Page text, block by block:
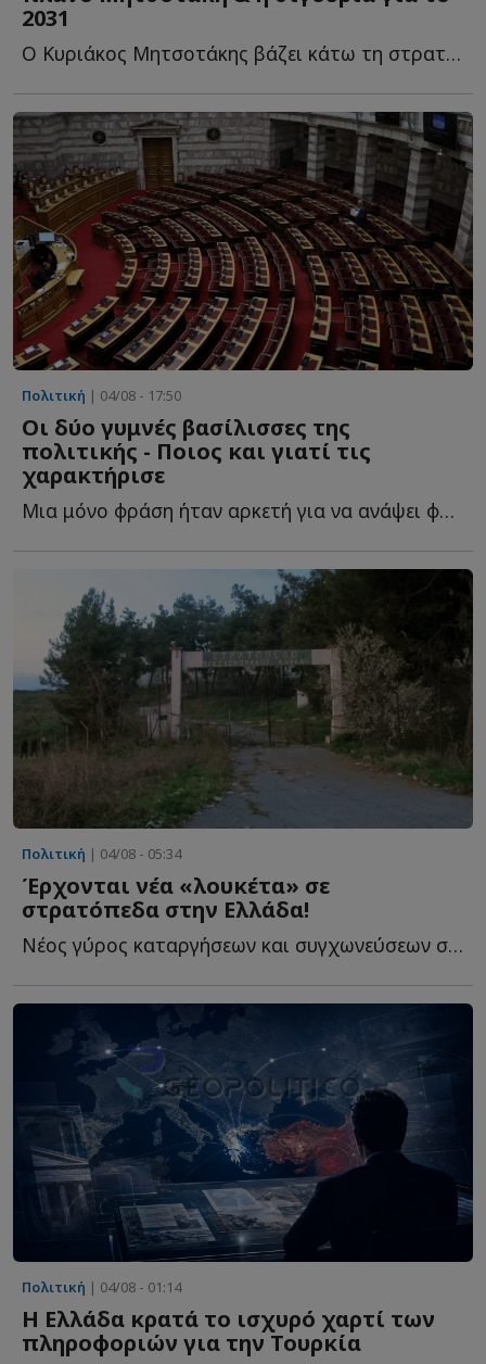
2031
Ο Κυριάκος Μητσοτάκης βάζει κάτω τη στρατηγική του ό...
Πολιτική | 04/08 - 17:50
Οι δύο γυμνές βασίλισσες της
πολιτικής - Ποιος και γιατί τις
χαρακτήρισε
Μια μόνο φράση ήταν αρκετή για να ανάψει φωτιές στην π...
Πολιτική | 04/08 - 05:34
Έρχονται νέα «λουκέτα» σε
στρατόπεδα στην Ελλάδα!
Νέος γύρος καταργήσεων και συγχωνεύσεων στις Ένοπλες Δ...
Πολιτική | 04/08 - 01:14
Η Ελλάδα κρατά το ισχυρό χαρτί των
πληροφοριών για την Τουρκία